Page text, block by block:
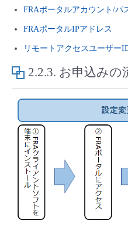
- クラウド / サーバー
- Flexible InterConnect
- Flexible Remote Access
FRAポータルアカウント/パ
FRAポータルIPアドレス
リモートアクセスユーザー
2.2.3. お申込みの